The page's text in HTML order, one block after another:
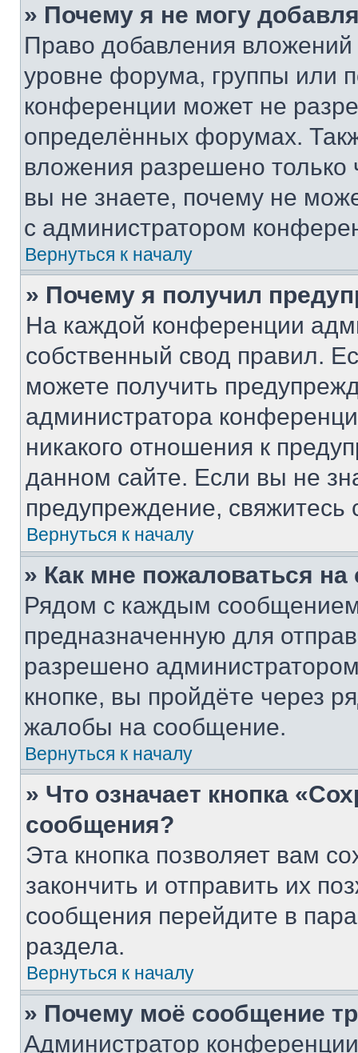
» Почему я не могу
Право добавления
уровне форума, группы или
конференции может не
определённых форумах.
вложения разрешено
вы не знаете, почему не
с администратором
Вернуться к началу
» Почему я получил
На каждой конференции
собственный свод правил.
можете получить
администратора
никакого отношения к
данном сайте. Если вы не
предупреждение,
Вернуться к началу
» Как мне пожаловаться
Рядом с каждым сообщением
предназначенную для
разрешено
кнопке, вы пройдёте через
жалобы на сообщение.
Вернуться к началу
» Что означает кнопка
сообщения?
Эта кнопка позволяет вам
закончить и отправить их
сообщения перейдите в
раздела.
Вернуться к началу
» Почему моё сообщение
Администратор